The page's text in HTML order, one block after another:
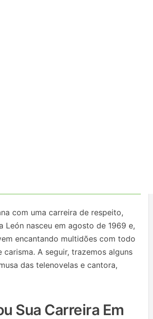
com uma carreira de respeito,
León nasceu em agosto de 1969 e,
encantando multidões com todo
carisma. A seguir, trazemos alguns
das telenovelas e cantora,
Sua Carreira Em